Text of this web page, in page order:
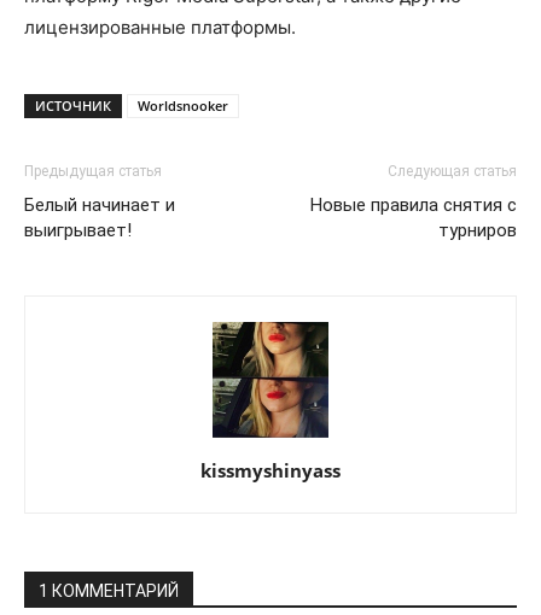
лицензированные платформы.
ИСТОЧНИК Worldsnooker
Предыдущая статья
Белый начинает и
выигрывает!
Следующая статья
Новые правила снятия с
турниров
kissmyshinyass
1 КОММЕНТАРИЙ